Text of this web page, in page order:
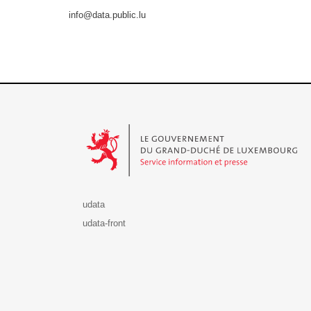
info@data.public.lu
udata
udata-front